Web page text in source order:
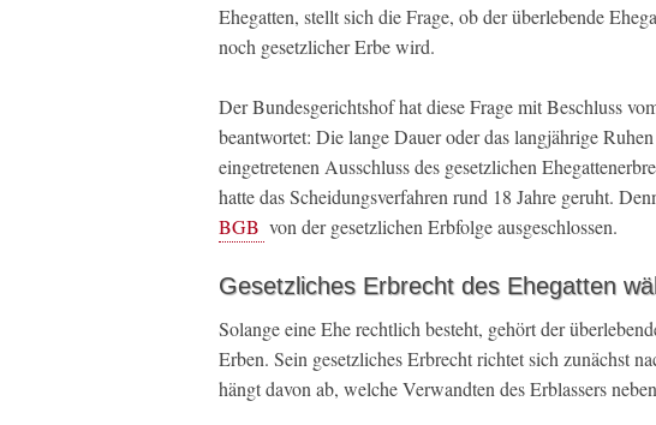
Ehegatten, stellt sich die Frage, ob der überlebende
noch gesetzlicher Erbe wird.
Der Bundesgerichtshof hat diese Frage mit Beschluss
beantwortet: Die lange Dauer oder das langjährige
eingetretenen Ausschluss des gesetzlichen
hatte das Scheidungsverfahren rund 18 Jahre geruht.
BGB von der gesetzlichen Erbfolge ausgeschlossen.
Gesetzliches Erbrecht des Ehegatten
Solange eine Ehe rechtlich besteht, gehört der
Erben. Sein gesetzliches Erbrecht richtet sich zunächst
hängt davon ab, welche Verwandten des Erblassers